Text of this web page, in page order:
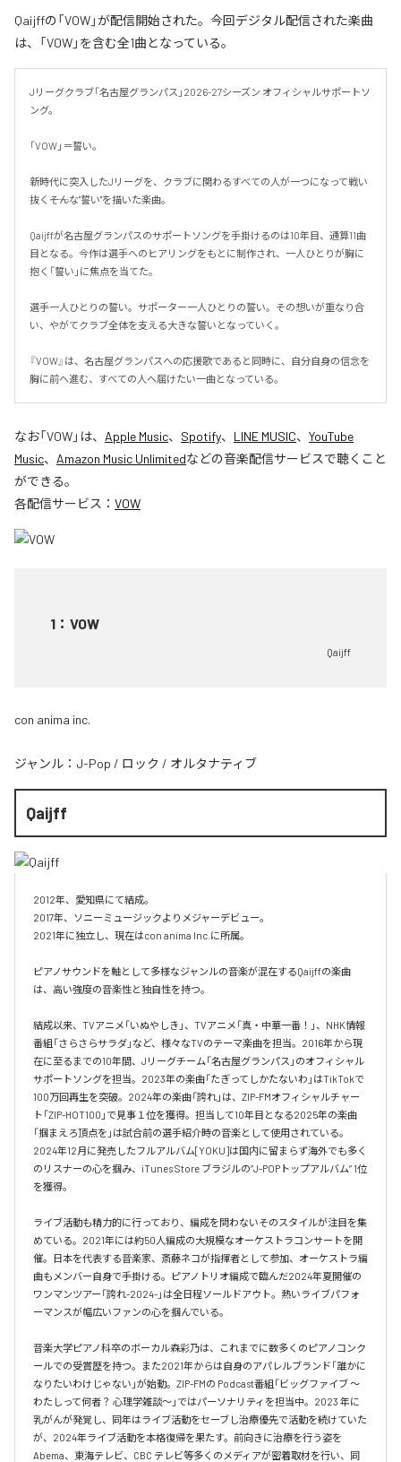
Qaijffの「VOW」が配信開始された。今回デジタル配信された楽曲
は、「VOW」を含む全1曲となっている。
Jリーグクラブ「名古屋グランパス」2026-27シーズン オフィシャルサポートソ
ング。
「VOW」＝誓い。
新時代に突入したJリーグを、クラブに関わるすべての人が一つになって戦い
抜く――そんな"誓い"を描いた楽曲。
Qaijffが名古屋グランパスのサポートソングを手掛けるのは10年目、通算11曲
目となる。今作は選手へのヒアリングをもとに制作され、一人ひとりが胸に
抱く「誓い」に焦点を当てた。
選手一人ひとりの誓い。サポーター一人ひとりの誓い。その想いが重なり合
い、やがてクラブ全体を支える大きな誓いとなっていく。
『VOW』は、名古屋グランパスへの応援歌であると同時に、自分自身の信念を
胸に前へ進む、すべての人へ届けたい一曲となっている。
なお「VOW」は、 Apple Music、 Spotify、 LINE MUSIC、 YouTube
Music、 Amazon Music Unlimitedなどの音楽配信サービスで聴くこと
ができる。
各配信サービス： VOW
1 ： VOW
Qaijff
con anima inc.
ジャンル： J-Pop / ロック / オルタナティブ
Qaijff
2012年、愛知県にて結成。
2017年、ソニーミュージックよりメジャーデビュー。
2021年に独立し、現在はcon anima Inc.に所属。
ピアノサウンドを軸として多様なジャンルの音楽が混在するQaijffの楽曲
は、高い強度の音楽性と独自性を持つ。
結成以来、TVアニメ「いぬやしき」、TVアニメ「真・中華一番！」、NHK情報
番組「さらさらサラダ」など、様々なTVのテーマ楽曲を担当。2016年から現
在に至るまでの10年間、Jリーグチーム「名古屋グランパス」のオフィシャル
サポートソングを担当。2023年の楽曲「たぎってしかたないわ」はTikTokで
100万回再生を突破。2024年の楽曲「誇れ」は、ZIP-FMオフィシャルチャー
ト「ZIP-HOT100」で見事１位を獲得。担当して10年目となる2025年の楽曲
「掴まえろ頂点を」は試合前の選手紹介時の音楽として使用されている。
2024年12月に発売したフルアルバム[YOKU]は国内に留まらず海外でも多く
のリスナーの心を掴み、iTunes Store ブラジルの”J-POPトップアルバム” 1位
を獲得。
ライブ活動も精力的に行っており、編成を問わないそのスタイルが注目を集
めている。2021年には約50人編成の大規模なオーケストラコンサートを開
催。日本を代表する音楽家、斎藤ネコが指揮者として参加、オーケストラ編
曲もメンバー自身で手掛ける。ピアノトリオ編成で臨んだ2024年夏開催の
ワンマンツアー「誇れ-2024-」は全日程ソールドアウト。熱いライブパフォ
ーマンスが幅広いファンの心を掴んでいる。
音楽大学ピアノ科卒のボーカル森彩乃は、これまでに数多くのピアノコンク
ールでの受賞歴を持つ。また2021年からは自身のアパレルブランド「誰かに
なりたいわけじゃない」が始動。ZIP-FMの Podcast番組「ビッグファイブ 〜
わたしって何者？ 心理学雑談〜」ではパーソナリティを担当中。2023 年に
乳がんが発覚し、同年はライブ活動をセーブし治療優先で活動を続けていた
が、2024年ライブ活動を本格復帰を果たす。前向きに治療を行う姿を
Abema、東海テレビ、CBC テレビ等多くのメディアが密着取材を行い、同